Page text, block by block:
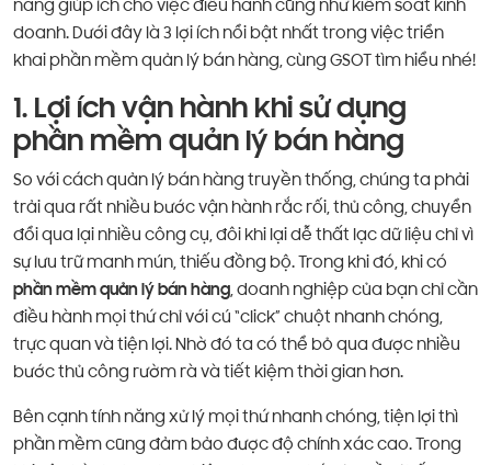
năng giúp ích cho việc điều hành cũng như kiểm soát kinh
doanh. Dưới đây là 3 lợi ích nổi bật nhất trong việc triển
khai phần mềm quản lý bán hàng, cùng GSOT tìm hiểu nhé!
1. Lợi ích vận hành khi sử dụng
phần mềm quản lý bán hàng
So với cách quản lý bán hàng truyền thống, chúng ta phải
trải qua rất nhiều bước vận hành rắc rối, thủ công, chuyển
đổi qua lại nhiều công cụ, đôi khi lại dễ thất lạc dữ liệu chỉ vì
sự lưu trữ manh mún, thiếu đồng bộ. Trong khi đó, khi có
phần mềm quản lý bán hàng, doanh nghiệp của bạn chỉ cần
điều hành mọi thứ chỉ với cú “click” chuột nhanh chóng,
trực quan và tiện lợi. Nhờ đó ta có thể bỏ qua được nhiều
bước thủ công rườm rà và tiết kiệm thời gian hơn.
Bên cạnh tính năng xử lý mọi thứ nhanh chóng, tiện lợi thì
phần mềm cũng đảm bảo được độ chính xác cao. Trong